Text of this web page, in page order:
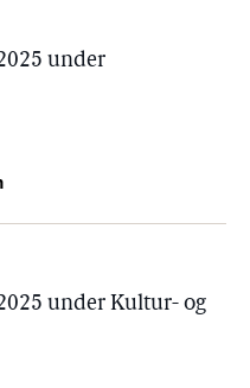
under
under Kultur- og